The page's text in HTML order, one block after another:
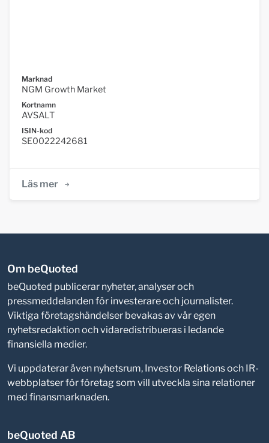
Marknad
NGM Growth Market
Kortnamn
AVSALT
ISIN-kod
SE0022242681
Läs mer
Om beQuoted
beQuoted publicerar nyheter, analyser och
pressmeddelanden för investerare och journalister.
Viktiga företagshändelser bevakas av vår egen
nyhetsredaktion och vidaredistribueras i ledande
finansiella medier.
Vi uppdaterar även nyhetsrum, Investor Relations och IR-
webbplatser för företag som vill utveckla sina relationer
med finansmarknaden.
beQuoted AB